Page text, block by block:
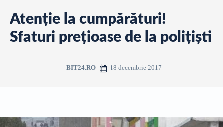
Atenție la cumpărături!
Sfaturi prețioase de la polițiști
BIT24.RO 18 decembrie 2017